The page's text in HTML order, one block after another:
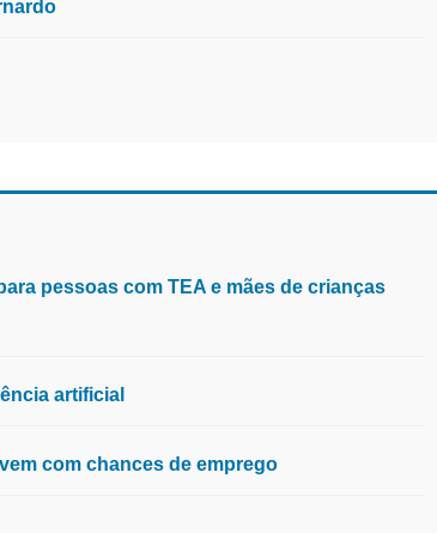
pessoas com TEA e mães de crianças
artificial
com chances de emprego